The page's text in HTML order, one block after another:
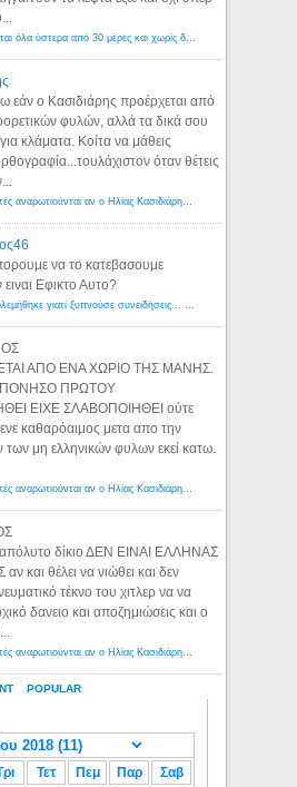
POPULAR
εάν ο Κασιδιάρης προέρχεται από
φυλών, αλλά τα δικά σου
για κλάματα. Κοίτα να μάθεις
όταν θέτεις
να το κατεβασουμε
Εφικτο Αυτο?
ΑΠΟ ΕΝΑ ΧΩΡΙΟ ΤΗΣ ΜΑΝΗΣ.
ΠΡΩΤΟΥ
ΕΙΧΕ ΣΛΑΒΟΠΟΙΗΘΕΙ ούτε
καθαρόαιμος μετα απο την
των μη ελληνικών φυλων εκεί κατω.
δίκιο ΔΕΝ ΕΙΝΑΙ ΕΛΛΗΝΑΣ
και θέλει να νιώθει και δεν
τέκνο του χιτλερ να να
δανειο και αποζημιώσεις και ο
Τετ Πεμ Παρ Σαβ